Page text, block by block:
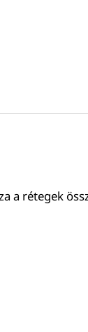
a rétegek